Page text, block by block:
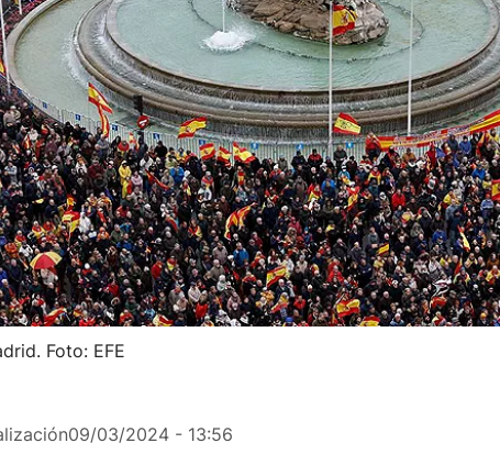
Foto: EFE
09/03/2024 - 13:56